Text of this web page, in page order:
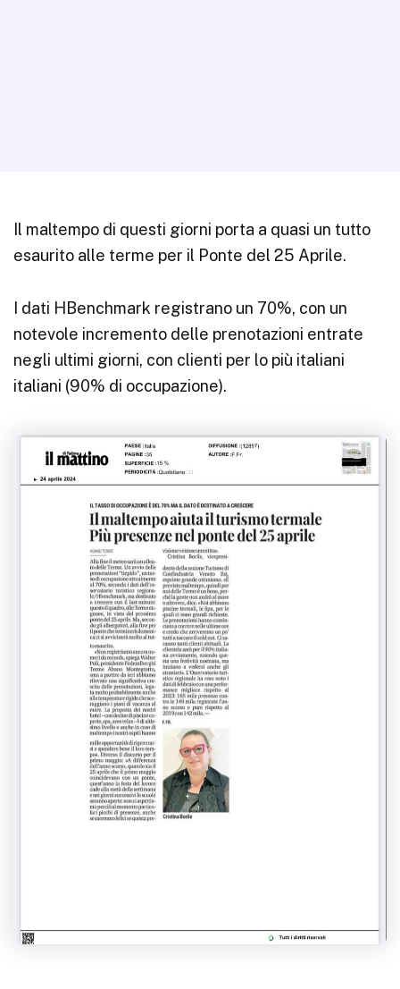
Il maltempo di questi giorni porta a quasi un tutto
esaurito alle terme per il Ponte del 25 Aprile.
I dati HBenchmark registrano un 70%, con un
notevole incremento delle prenotazioni entrate
negli ultimi giorni, con clienti per lo più italiani
italiani (90% di occupazione).